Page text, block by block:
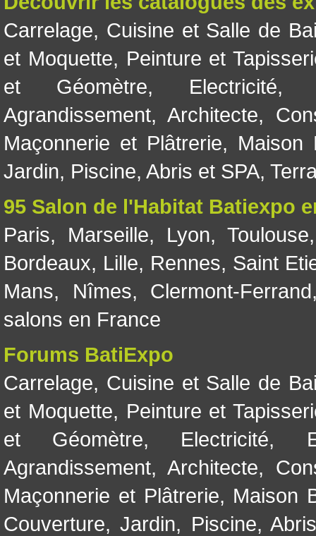
Carrelage, Cuisine et Salle de
et Moquette, Peinture et
et Géomètre, Electricité
Agrandissement, Architecte,
Maçonnerie et Plâtrerie, Maison
Jardin, Piscine, Abris et SPA,
95 Salon de l'Habitat Batiexpo
Paris, Marseille, Lyon, Toulouse
Bordeaux, Lille, Rennes, Saint
Mans, Nîmes, Clermont-Ferrand
salons en France
Forums BatiExpo
Carrelage, Cuisine et Salle de
et Moquette, Peinture et
et Géomètre, Electricité,
Agrandissement, Architecte,
Maçonnerie et Plâtrerie, Maison
Couverture,Jardin, Piscine,